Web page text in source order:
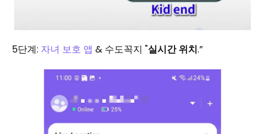
5단계: 자녀 보호 앱 & 수도꼭지 "실시간 위치.”